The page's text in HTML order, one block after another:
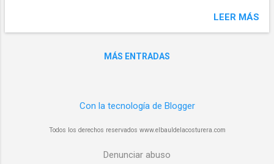
revista Burda Nueva en Español Editorial-Aurum que
todo el planeta. Antes de imprimir el patrón de costura, debe
la impresión está en el tamaño correcto, imprima primero la
10x10cm y chequee que tiene esa medida. Luego imprima el
LEER MÁS
MÁS ENTRADAS
Con la tecnología de Blogger
Todos los derechos reservados www.elbauldelacosturera.com
Denunciar abuso